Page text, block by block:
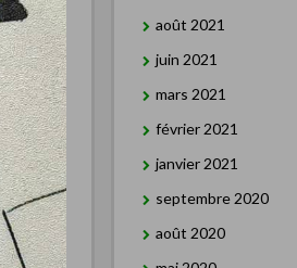
août 2021
juin 2021
mars 2021
février 2021
janvier 2021
septembre 2020
août 2020